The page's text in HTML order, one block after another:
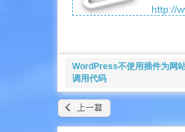
http://
WordPress不使用插件为网
调用代码